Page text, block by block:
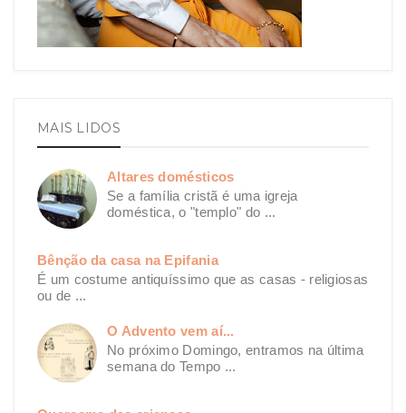
MAIS LIDOS
Altares domésticos
Se a família cristã é uma igreja
doméstica, o "templo" do ...
Bênção da casa na Epifania
É um costume antiquíssimo que as casas - religiosas
ou de ...
O Advento vem aí...
No próximo Domingo, entramos na última
semana do Tempo ...